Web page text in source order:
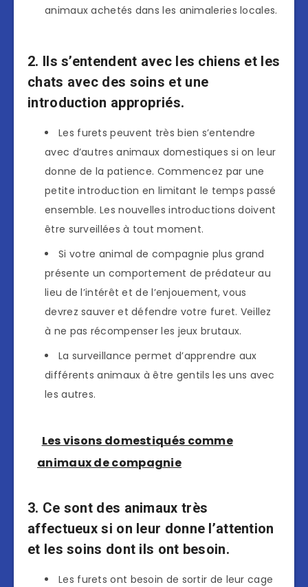
animaux achetés dans les animaleries locales.
2. Ils s’entendent avec les chiens et les
chats avec des soins et une
introduction appropriés.
Les furets peuvent très bien s’entendre
avec d’autres animaux domestiques si on leur
donne de la patience. Commencez par une
petite introduction en limitant le temps passé
ensemble. Les nouvelles introductions doivent
être surveillées à tout moment.
Si votre animal de compagnie plus grand
présente un comportement de prédateur au
lieu de l’intérêt et de l’enjouement, vous
devrez sauver et défendre votre furet. Veillez
à ne pas récompenser les jeux brutaux.
La surveillance permet d’apprendre aux
différents animaux à être gentils les uns avec
les autres.
Les visons domestiqués comme
animaux de compagnie
3. Ce sont des animaux très
affectueux si on leur donne l’attention
et les soins dont ils ont besoin.
Les furets ont besoin de sortir de leur cage